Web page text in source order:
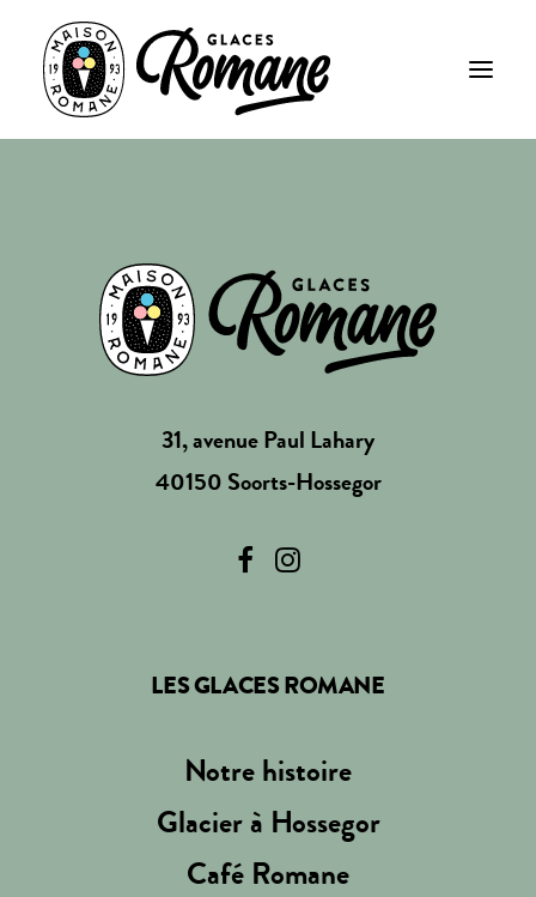
31, avenue Paul Lahary
40150 Soorts-Hossegor
LES GLACES ROMANE
Notre histoire
Glacier à Hossegor
Café Romane